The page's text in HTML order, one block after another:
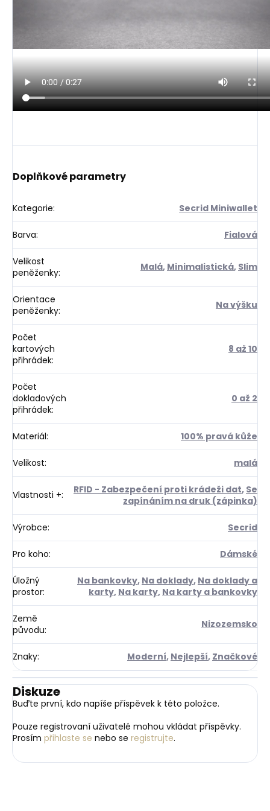
Doplňkové parametry
Kategorie: Secrid Miniwallet
Barva: Fialová
Velikost
peněženky: Malá, Minimalistická, Slim
Orientace
peněženky: Na výšku
Počet
kartových
přihrádek:
8 až 10
Počet
dokladových
přihrádek:
0 až 2
Materiál: 100% pravá kůže
Velikost: malá
Vlastnosti +: RFID - Zabezpečení proti krádeži dat, Se
zapínáním na druk (zápinka)
Výrobce: Secrid
Pro koho: Dámské
Úložný
prostor:
Na bankovky, Na doklady, Na doklady a
karty, Na karty, Na karty a bankovky
Země
původu: Nizozemsko
Znaky: Moderní, Nejlepší, Značkové
Diskuze
Buďte první, kdo napíše příspěvek k této položce.
Pouze registrovaní uživatelé mohou vkládat příspěvky.
Prosím přihlaste se nebo se registrujte.